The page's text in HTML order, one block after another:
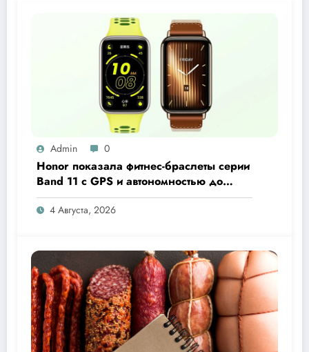
Admin 0
Honor показала фитнес-браслеты серии
Band 11 с GPS и автономностью до
26 дней
4 Августа, 2026